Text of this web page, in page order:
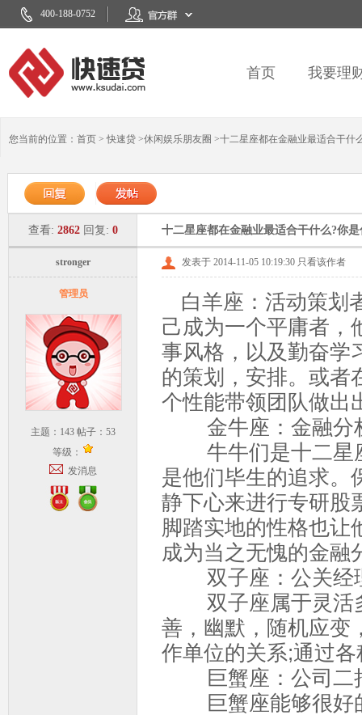
400-188-0752
首页 我要理
您当前的位置： 首页 > 快速贷 >休闲娱乐朋友圈 >十二星座都在金融业最适合干什
查看: 2862 回复: 0 十二星座都在金融业最适合干什么?你
stronger
管理员
主题： 143 帖子： 53
等级：
发消息
发表于 2014-11-05 10:19:30 只看该作者
白羊座：活动策划
己成为一个平庸者，
事风格，以及勤奋学
的策划，安排。或者
个性能带领团队做出
金牛座：金融分
牛牛们是十二星座
是他们毕生的追求。
静下心来进行专研股
脚踏实地的性格也让
成为当之无愧的金融
双子座：公关经
双子座属于灵活多
善，幽默，随机应变
作单位的关系;通过
巨蟹座：公司
巨蟹座能够很好的